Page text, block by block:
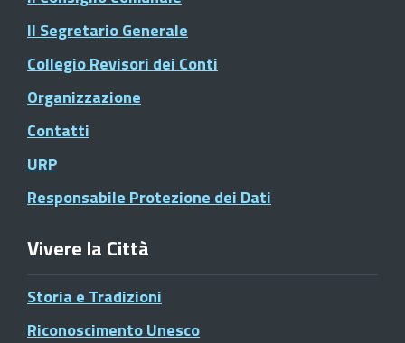
Il Segretario Generale
Collegio Revisori dei Conti
Organizzazione
Contatti
URP
Responsabile Protezione dei Dati
Vivere la Città
Storia e Tradizioni
Riconoscimento Unesco